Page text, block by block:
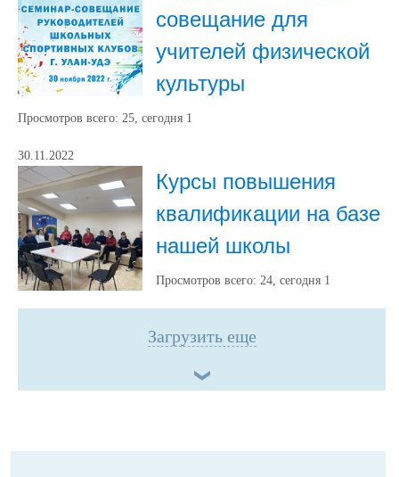
совещание для
учителей физической
культуры
Просмотров всего: 25, сегодня 1
30.11.2022
Курсы повышения
квалификации на базе
нашей школы
Просмотров всего: 24, сегодня 1
Загрузить еще